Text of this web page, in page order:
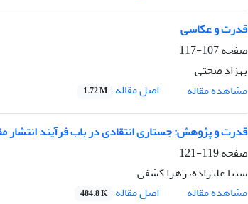
قدرت و عکاسی
صفحه107-117
بهزاد صحتی
مشاهده مقاله
اصل مقاله 1.72 M
قدرت و پژوهش: جستاری انتقادی در باب فرآیند انتشار
صفحه119-121
سینا علیزاده، زهرا کشفی
مشاهده مقاله
اصل مقاله 484.8 K